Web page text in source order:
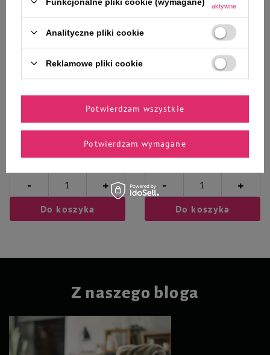
naszych ekspertów
Trixie Xmas Zabawka świąteczna
pluszowa z dźwiękiem dla psa
28,99 zł 28,99 zł / szt.
- +
Do koszyka
Dolina Noteci szelki guard
rozmiar 4 - 2,0cm/55 cm
31,96 zł
- +
Do koszyka
Z naszego bloga
aktywne
Analityczne pliki cookie
Reklamowe pliki cookie
Potwierdzam wymagane
Potwierdzam wszystkie